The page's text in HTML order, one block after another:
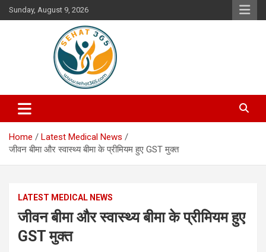
Skip
to
Sunday, August 9, 2026
Sehat365
Your's Complete Health Guide
Home
Latest Medical News
जीवन बीमा और स्वास्थ्य बीमा के प्रीमियम हुए GST मुक्त
LATEST MEDICAL NEWS
जीवन बीमा और स्वास्थ्य बीमा के प्रीमियम हुए
GST मुक्त